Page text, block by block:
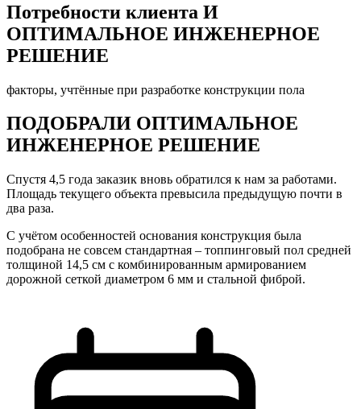
Потребности клиента И
ОПТИМАЛЬНОЕ ИНЖЕНЕРНОЕ
РЕШЕНИЕ
факторы, учтённые при разработке конструкции пола
ПОДОБРАЛИ ОПТИМАЛЬНОЕ
ИНЖЕНЕРНОЕ РЕШЕНИЕ
Спустя 4,5 года заказик вновь обратился к нам за работами.
Площадь текущего объекта превысила предыдущую почти в
два раза.
С учётом особенностей основания конструкция была
подобрана не совсем стандартная – топпинговый пол средней
толщиной 14,5 см с комбинированным армированием
дорожной сеткой диаметром 6 мм и стальной фиброй.